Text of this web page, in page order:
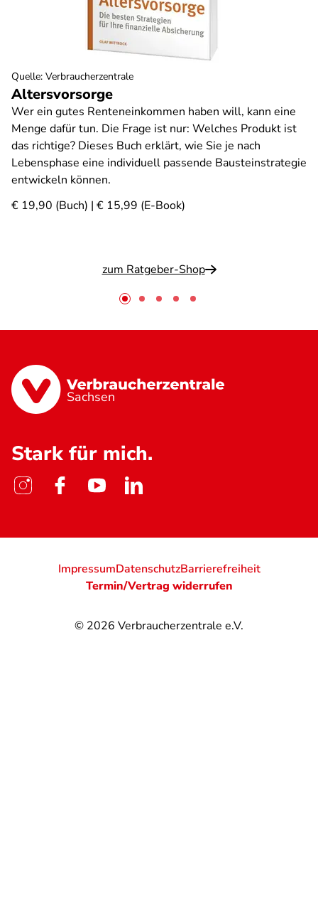
Altersvorsorge
Wer ein gutes Renteneinkommen haben will, kann eine
Menge dafür tun. Die Frage ist nur: Welches Produkt ist
das richtige? Dieses Buch erklärt, wie Sie je nach
Lebensphase eine individuell passende Bausteinstrategie
entwickeln können.
€ 19,90 (Buch) | € 15,99 (E-Book)
zum Ratgeber-Shop
Quelle: Verbraucherzentrale
Sachsen
Stark für mich.
© 2026 Verbraucherzentrale e.V.
ImpressumDatenschutzBarrierefreiheit
Termin/Vertrag widerrufen